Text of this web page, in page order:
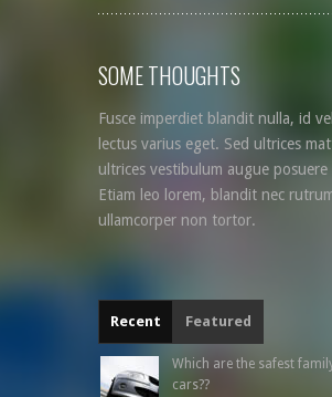
SOME THOUGHTS
Fusce imperdiet blandit nulla, id
lectus varius eget. Sed ultrices
ultrices vestibulum augue posuere
Etiam leo lorem, blandit nec
ullamcorper non tortor.
Recent Featured
Which are the safest
cars??